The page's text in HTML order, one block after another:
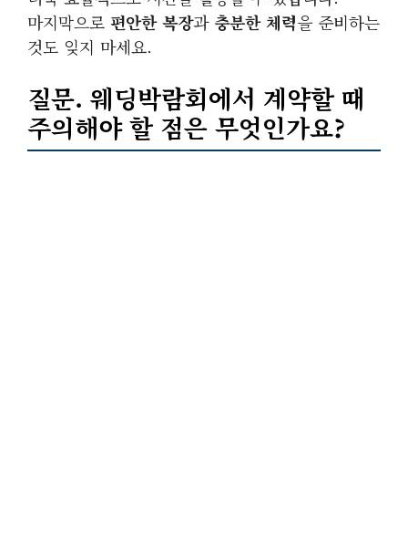
마지막으로 편안한 복장과 충분한 체력을 준비하는
것도 잊지 마세요.
질문. 웨딩박람회에서 계약할 때
주의해야 할 점은 무엇인가요?